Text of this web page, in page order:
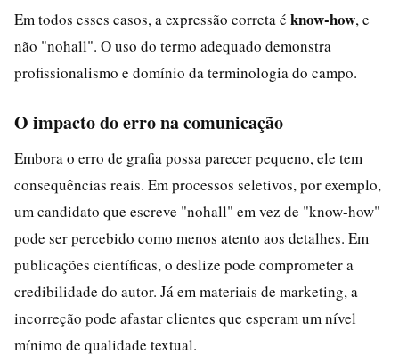
Em todos esses casos, a expressão correta é know-how, e
não "nohall". O uso do termo adequado demonstra
profissionalismo e domínio da terminologia do campo.
O impacto do erro na comunicação
Embora o erro de grafia possa parecer pequeno, ele tem
consequências reais. Em processos seletivos, por exemplo,
um candidato que escreve "nohall" em vez de "know-how"
pode ser percebido como menos atento aos detalhes. Em
publicações científicas, o deslize pode comprometer a
credibilidade do autor. Já em materiais de marketing, a
incorreção pode afastar clientes que esperam um nível
mínimo de qualidade textual.